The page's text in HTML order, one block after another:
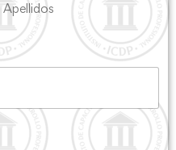
Apellidos